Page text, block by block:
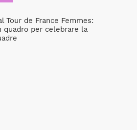
Tour de France Femmes:
quadro per celebrare la